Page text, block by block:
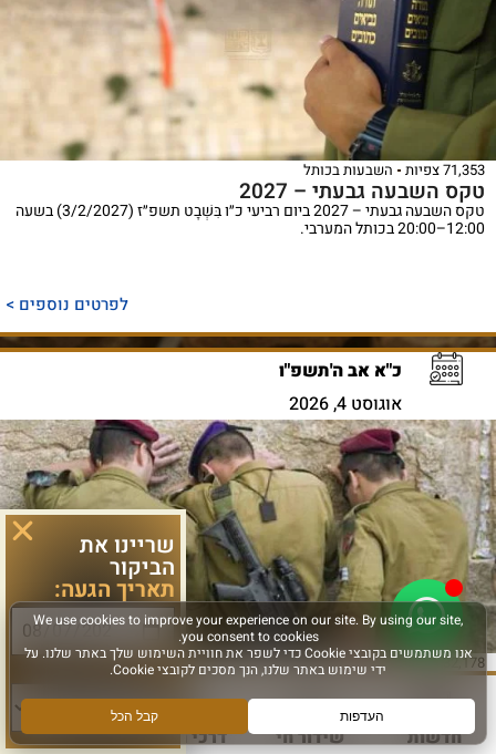
71,353 צפיות השבעות בכותל
טקס השבעה גבעתי – 2027
טקס השבעה גבעתי – 2027 ביום רביעי כ״ו בִּשְׁבָט תשפ״ז (3/2/2027) בשעה
12:00–20:00 בכותל המערבי.
לפרטים נוספים >
כ"א אב ה'תשפ"ו
אוגוסט 4, 2026
32,178 צפיות פרשת ראה
הבחירה לבחור – פרשת ראה
פרשת "ראה" מזכירה כי בכל יום ניצבת בפני האדם הבחירה בין ברכה לקללה.
במאמר זה מסביר הרב שמואל רבינוביץ
חדשות שידור חי דרכי הגעה עוד
שריינו את
הביקור
תאריך הגעה:
סוג פעילות: